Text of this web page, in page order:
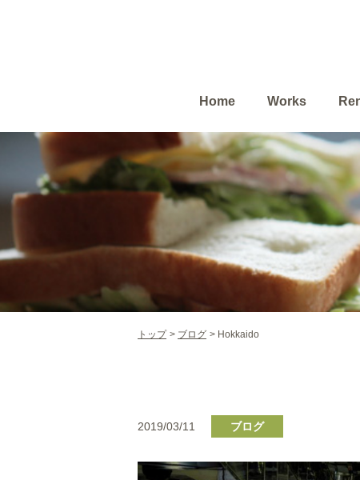
Home Works
トップ ブログ Hokkaido
2019/03/11 ブログ